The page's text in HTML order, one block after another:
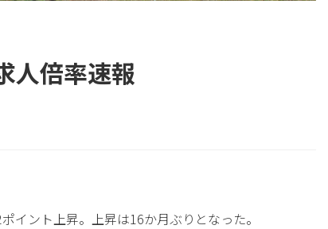
人倍率速報
イント上昇。上昇は16か月ぶりとなった。